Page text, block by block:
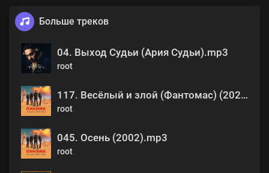
Больше треков
04. Выход Судьи (Ария Судьи).mp3
root
117. Весёлый и злой (Фантомас) (2022).mp3
root
045. Осень (2002).mp3
root